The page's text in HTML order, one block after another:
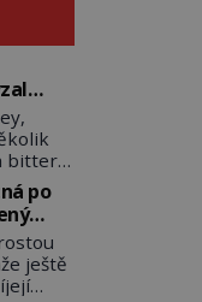
bitters
a
tu! A
místo
po
brčko
ještě